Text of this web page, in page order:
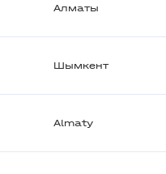
Алматы
Шымкент
Almaty